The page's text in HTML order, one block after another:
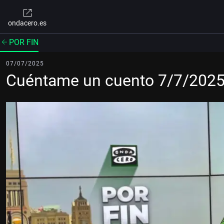
ondacero.es
POR FIN
07/07/2025
Cuéntame un cuento 7/7/